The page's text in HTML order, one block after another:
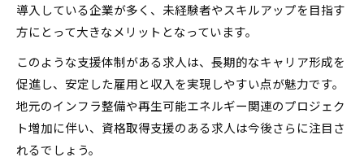
導入している企業が多く、未経験者やスキルアップを目指す
方にとって大きなメリットとなっています。
このような支援体制がある求人は、長期的なキャリア形成を
促進し、安定した雇用と収入を実現しやすい点が魅力です。
地元のインフラ整備や再生可能エネルギー関連のプロジェク
ト増加に伴い、資格取得支援のある求人は今後さらに注目さ
れるでしょう。